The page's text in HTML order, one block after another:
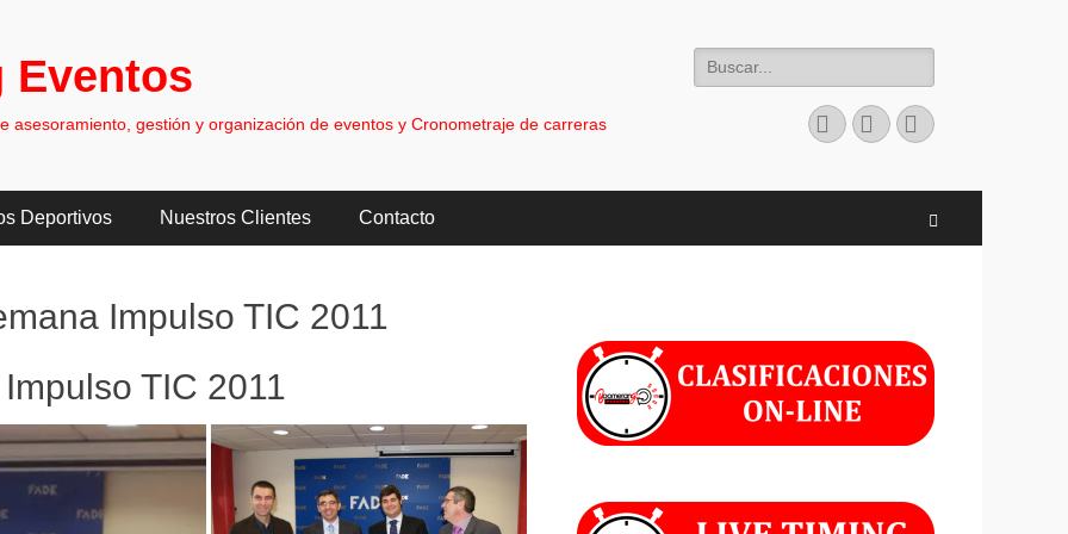
Eventos
asesoramiento, gestión y organización de eventos y Cronometraje de carreras
Buscar:
Facebook
InstagramTeléfono
Deportivos Nuestros Clientes Contacto
Impulso TIC 2011
TIC 2011